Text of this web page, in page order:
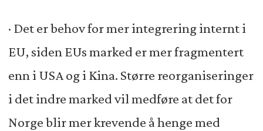
· Det er behov for mer integrering internt i
EU, siden EUs marked er mer fragmentert
enn i USA og i Kina. Større reorganiseringer
i det indre marked vil medføre at det for
Norge blir mer krevende å henge med